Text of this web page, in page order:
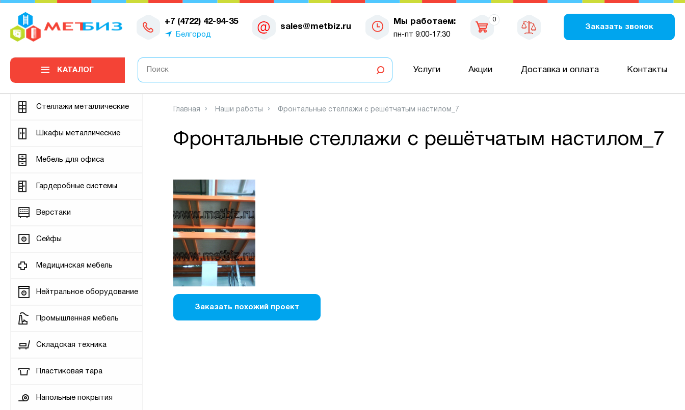
+7 (4722) 42-94-35
Белгород
sales@metbiz.ru
Мы работаем:
пн-пт 9:00-17:30
0
Заказать звонок
0
КАТАЛОГ Услуги Акции Доставка и оплата Контакты
Стеллажи металлические
Шкафы металлические
Мебель для офиса
Гардеробные системы
Верстаки
Сейфы
Медицинская мебель
Нейтральное оборудование
Промышленная мебель
Складская техника
Пластиковая тара
Напольные покрытия
Главная Наши работы Фронтальные стеллажи с решётчатым настилом_7
Фронтальные стеллажи с решётчатым настилом_7
Заказать похожий проект